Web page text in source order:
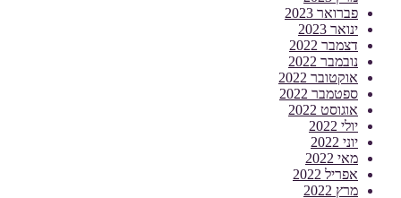
פברואר 2023
ינואר 2023
דצמבר 2022
נובמבר 2022
אוקטובר 2022
ספטמבר 2022
אוגוסט 2022
יולי 2022
יוני 2022
מאי 2022
אפריל 2022
מרץ 2022